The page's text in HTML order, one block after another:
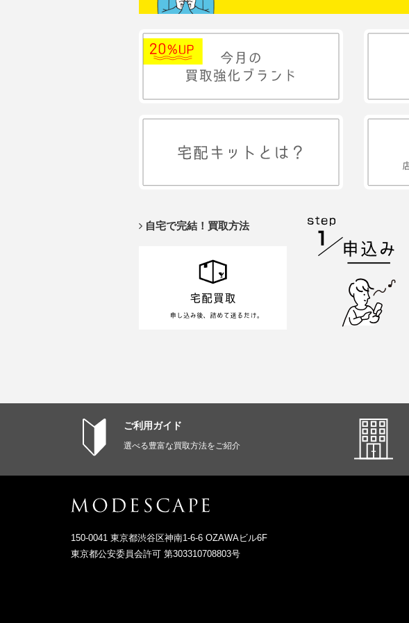
自宅で完結！買取方法
ご利用ガイド
選べる豊富な買取方法をご紹介
150-0041 東京都渋谷区神南1-6-6 OZAWAビル6F
東京都公安委員会許可 第303310708803号